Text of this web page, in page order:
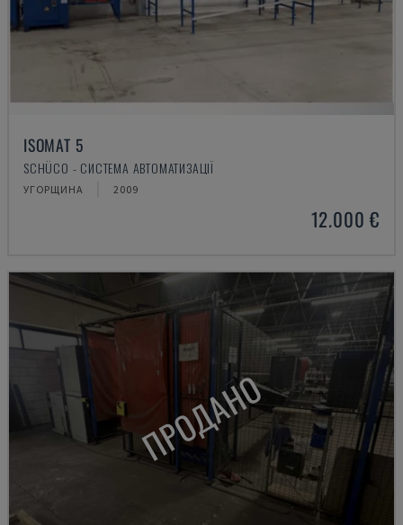
ISOMAT 5
SCHÜCO - СИСТЕМА АВТОМАТИЗАЦІЇ
УГОРЩИНА 2009
12.000 €
ПРОДАНО